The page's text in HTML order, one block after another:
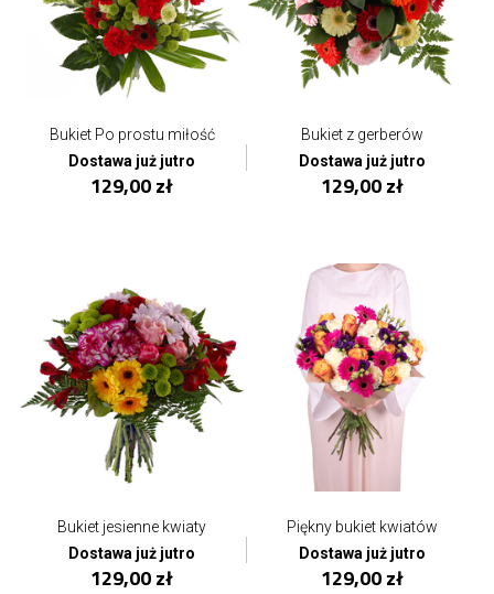
Bukiet Po prostu miłość
Dostawa już jutro
129,00 zł
Bukiet z gerberów
Dostawa już jutro
129,00 zł
Bukiet jesienne kwiaty
Dostawa już jutro
129,00 zł
Piękny bukiet kwiatów
Dostawa już jutro
129,00 zł